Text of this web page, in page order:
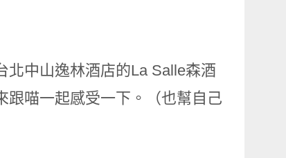
北中山逸林酒店的La Salle森酒
跟喵一起感受一下。（也幫自己